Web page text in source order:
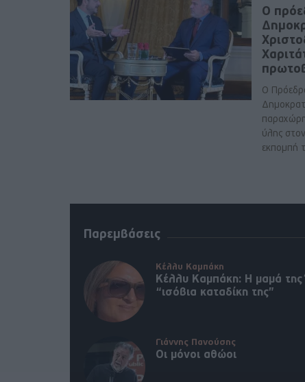
Ο
Ο
ύλης
εκπομπή
Παρεμβάσεις
Κέλλυ Καμπάκη
Κέλλυ Καμπάκη: Η μαμά της
“ισόβια καταδίκη της”
Γιάννης Πανούσης
Οι μόνοι αθώοι